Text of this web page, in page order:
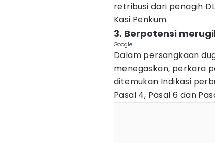
retribusi dari penagih
Kasi Penkum.
3. Berpotensi
Google
Dalam persangkaan
menegaskan, perkara
ditemukan Indikasi
Pasal 4, Pasal 6 dan